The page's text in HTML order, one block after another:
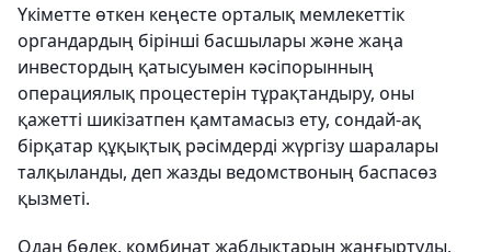
Үкіметте өткен кеңесте орталық мемлекеттік
органдардың бірінші басшылары және жаңа
инвестордың қатысуымен кәсіпорынның
операциялық процестерін тұрақтандыру, оны
қажетті шикізатпен қамтамасыз ету, сондай-ақ
бірқатар құқықтық рәсімдерді жүргізу шаралары
талқыланды, деп жазды ведомствоның баспасөз
қызметі.
Одан бөлек, комбинат жабдықтарын жаңғыртуды,